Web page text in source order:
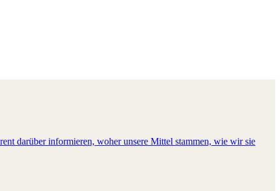
darüber informieren, woher unsere Mittel stammen, wie wir sie